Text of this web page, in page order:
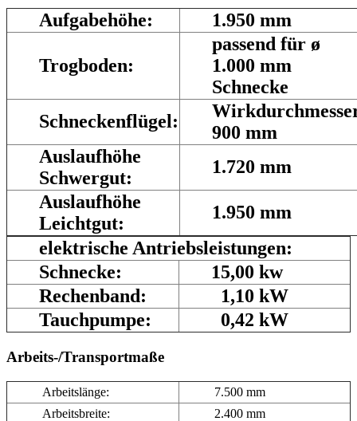
Aufgabehöhe: 1.950 mm
Trogboden:
passend für ø
1.000 mm
Schnecke
Schneckenflügel:
900 mm
Auslaufhöhe
Schwergut:
1.720 mm
Auslaufhöhe
Leichtgut:
1.950 mm
elektrische Antriebsleistungen:
Schnecke:
15,00 kw
Rechenband:
1,10 kW
Tauchpumpe:
0,42 kW
Arbeits-/Transportmaße
Arbeitslänge:
7.500 mm
Arbeitsbreite:
2.400 mm